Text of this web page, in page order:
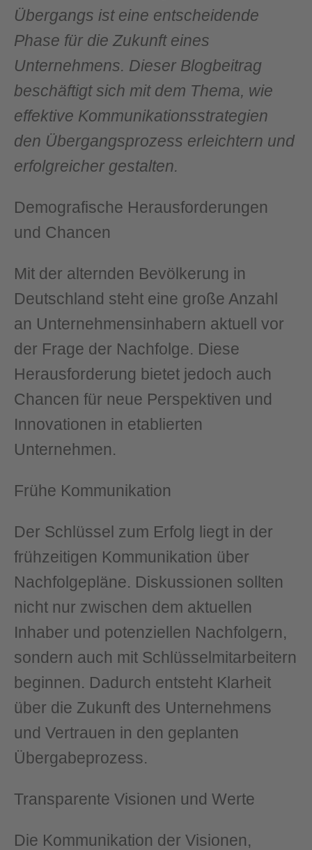
Übergangs ist eine entscheidende
Phase für die Zukunft eines
Unternehmens. Dieser Blogbeitrag
beschäftigt sich mit dem Thema, wie
effektive Kommunikationsstrategien
den Übergangsprozess erleichtern und
erfolgreicher gestalten.
Demografische Herausforderungen
und Chancen
Mit der alternden Bevölkerung in
Deutschland steht eine große Anzahl
an Unternehmensinhabern aktuell vor
der Frage der Nachfolge. Diese
Herausforderung bietet jedoch auch
Chancen für neue Perspektiven und
Innovationen in etablierten
Unternehmen.
Frühe Kommunikation
Der Schlüssel zum Erfolg liegt in der
frühzeitigen Kommunikation über
Nachfolgepläne. Diskussionen sollten
nicht nur zwischen dem aktuellen
Inhaber und potenziellen Nachfolgern,
sondern auch mit Schlüsselmitarbeitern
beginnen. Dadurch entsteht Klarheit
über die Zukunft des Unternehmens
und Vertrauen in den geplanten
Übergabeprozess.
Transparente Visionen und Werte
Die Kommunikation der Visionen,